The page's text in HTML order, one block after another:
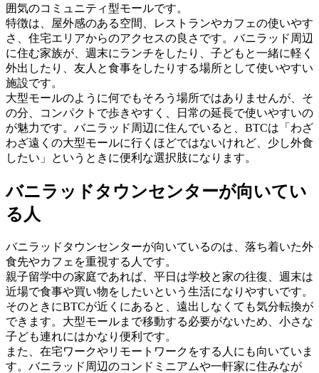
囲気のコミュニティ型モールです。
特徴は、屋外感のある空間、レストランやカフェの使いやす
さ、住宅エリアからのアクセスの良さです。バニラッド周辺
に住む家族が、週末にランチをしたり、子どもと一緒に軽く
外出したり、友人と食事をしたりする場所として使いやすい
施設です。
大型モールのように何でもそろう場所ではありませんが、そ
の分、コンパクトで歩きやすく、日常の延長で使いやすいの
が魅力です。バニラッド周辺に住んでいると、BTCは「わざ
わざ遠くの大型モールに行くほどではないけれど、少し外食
したい」というときに便利な選択肢になります。
バニラッドタウンセンターが向いてい
る人
バニラッドタウンセンターが向いているのは、落ち着いた外
食先やカフェを重視する人です。
親子留学中の家庭であれば、平日は学校と家の往復、週末は
近場で食事や買い物をしたいという生活になりやすいです。
そのときにBTCが近くにあると、遠出しなくても気分転換が
できます。大型モールまで移動する必要がないため、小さな
子ども連れにはかなり便利です。
また、在宅ワークやリモートワークをする人にも向いていま
す。バニラッド周辺のコンドミニアムや一軒家に住みなが